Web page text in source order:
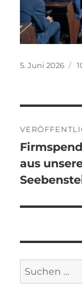
Veröffentlicht
5. Juni 2026
aus
Suchen
nach: